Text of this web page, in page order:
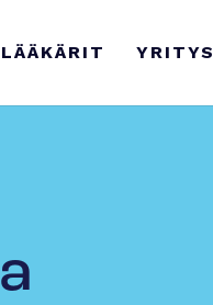
LÄÄKÄRIT YRITYS